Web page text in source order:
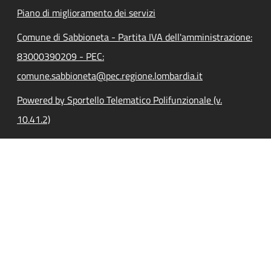
Piano di miglioramento dei servizi
Comune di Sabbioneta - Partita IVA dell'amministrazione:
83000390209 - PEC:
comune.sabbioneta@pec.regione.lombardia.it
Powered by Sportello Telematico Polifunzionale (v.
10.41.2)